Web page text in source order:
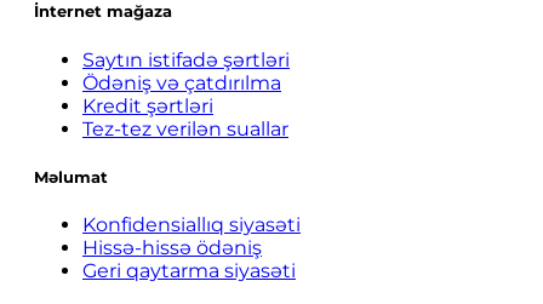
İnternet mağaza
Saytın istifadə şərtləri
Ödəniş və çatdırılma
Kredit şərtləri
Tez-tez verilən suallar
Məlumat
Konfidensiallıq siyasəti
Hissə-hissə ödəniş
Geri qaytarma siyasəti